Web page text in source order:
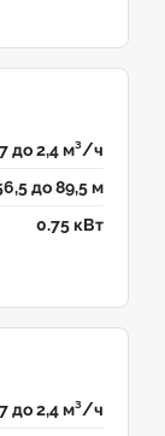
до 2,4 м³/ч
до 89,5 м
0.75 кВт
до 2,4 м³/ч